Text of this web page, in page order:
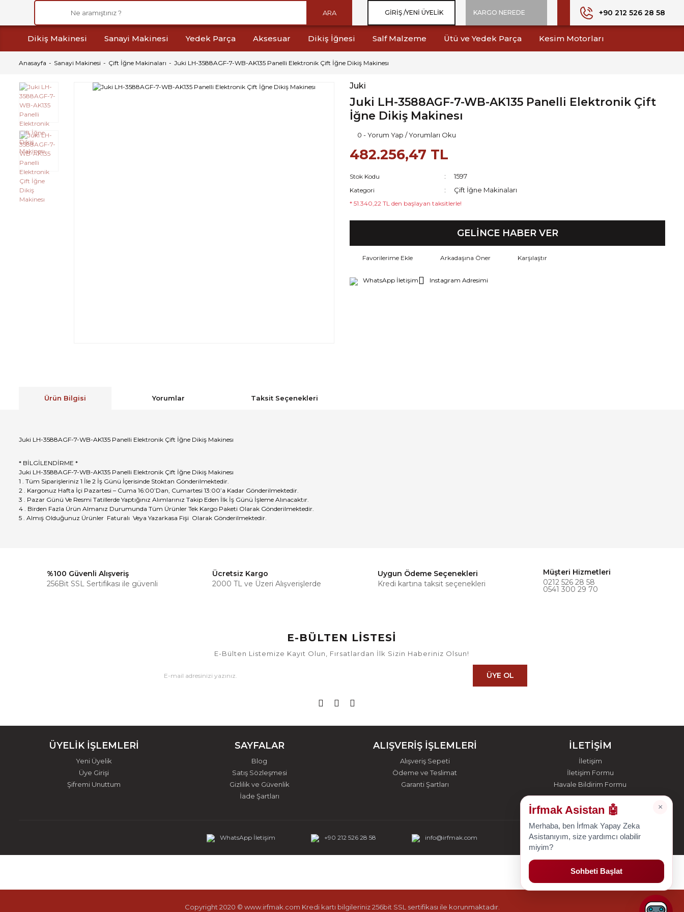
ARA GIRIŞ /YENI ÜYELIK KARGO NEREDE +90 212 526 28 58
Dikiş Makinesi Sanayi Makinesi Yedek Parça Aksesuar Dikiş İğnesi Salf Malzeme Ütü ve Yedek Parça Kesim Motorları
Anasayfa Sanayi Makinesi Çift İğne Makinaları Juki LH-3588AGF-7-WB-AK135 Panelli Elektronik Çift İğne Dikiş Makinesı
Juki
Juki LH-3588AGF-7-WB-AK135 Panelli Elektronik Çift
İğne Dikiş Makinesı
0 - Yorum Yap / Yorumları Oku
482.256,47 TL
Stok Kodu 1597
Kategori Çift İğne Makinaları
* 51.340,22 TL den başlayan taksitlerle!
GELİNCE HABER VER
Arkadaşına Öner Karşılaştır
WhatsApp İletişim Instagram Adresimi
Ürün Bilgisi Yorumlar Taksit Seçenekleri
Juki LH-3588AGF-7-WB-AK135 Panelli Elektronik Çift İğne Dikiş Makinesı
* BİLGİLENDİRME *
Juki LH-3588AGF-7-WB-AK135 Panelli Elektronik Çift İğne Dikiş Makinesı
1 . Tüm Siparişleriniz 1 İle 2 İş Günü İçerisinde Stoktan Gönderilmektedir.
2 . Kargonuz Hafta İçi Pazartesi – Cuma 16:00’Dan, Cumartesi 13:00’a Kadar Gönderilmektedir.
3 . Pazar Günü Ve Resmi Tatillerde Yaptığınız Alımlarınız Takip Eden İlk İş Günü İşleme Alınacaktır.
4 . Birden Fazla Ürün Almanız Durumunda Tüm Ürünler Tek Kargo Paketi Olarak Gönderilmektedir.
5 . Almış Olduğunuz Ürünler Faturalı Veya Yazarkasa Fişi Olarak Gönderilmektedir.
Bu ürüne ilk yorumu siz yapın!
%100 Güvenli Alışveriş
256Bit SSL Sertifikası ile güvenli
Ücretsiz Kargo
2000 TL ve Üzeri Alışverişlerde
Uygun Ödeme Seçenekleri
Kredi kartına taksit seçenekleri
Müşteri Hizmetleri
0212 526 28 58
0541 300 29 70
E-BÜLTEN LİSTESİ
E-Bülten Listemize Kayıt Olun, Fırsatlardan İlk Sizin Haberiniz Olsun!
ÜYE OL
ÜYELİK İŞLEMLERİ
Yeni Üyelik
Üye Girişi
Şifremi Unuttum
SAYFALAR
Blog
Satış Sözleşmesi
Gizlilik ve Güvenlik
İade Şartları
ALIŞVERİŞ İŞLEMLERİ
Alışveriş Sepeti
Ödeme ve Teslimat
Garanti Şartları
İLETİŞİM
İletişim
İletişim Formu
Havale Bildirim Formu
WhatsApp İletişim +90 212 526 28 58 info@irfmak.com
Copyright 2020 © www.irfmak.com Kredi kartı bilgileriniz 256bit SSL sertifikası ile korunmaktadır.
×
İrfmak Asistan 🤖
Merhaba, ben İrfmak Yapay Zeka
Asistanıyım, size yardımcı olabilir
miyim?
Sohbeti Başlat